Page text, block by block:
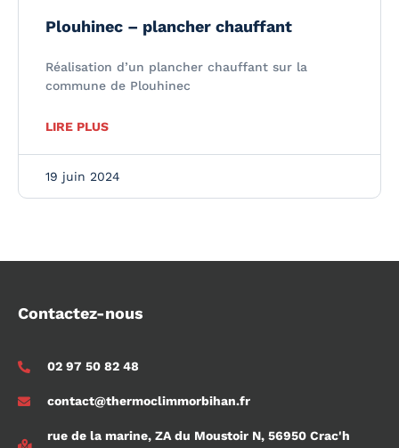
Plouhinec – plancher chauffant
Réalisation d’un plancher chauffant sur la
commune de Plouhinec
LIRE PLUS
19 juin 2024
Contactez-nous
02 97 50 82 48
contact@thermoclimmorbihan.fr
rue de la marine, ZA du Moustoir N, 56950 Crac'h